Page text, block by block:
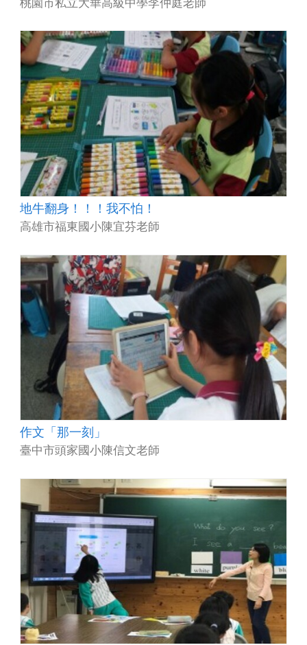
地牛翻身！！！我不怕！
高雄市福東國小陳宜芬老師
作文「那一刻」
臺中市頭家國小陳信文老師